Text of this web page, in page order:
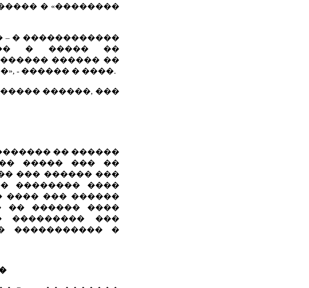
� «��������
� ������������
� ����� ��
������ ��
- ������ � ����.
������, ���
�� ������
����� ��� ��
��� ������ ���
�������� ����
���� ��� ������
�� ������ ����
��������� ���
����������� �